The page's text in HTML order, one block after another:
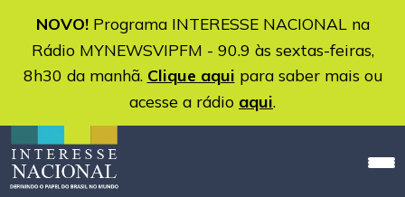
NOVO!Programa INTERESSE NACIONAL na
Rádio MYNEWSVIPFM - 90.9 às sextas-feiras,
8h30 da manhã. Clique aqui para saber mais ou
acesse a rádio aqui.